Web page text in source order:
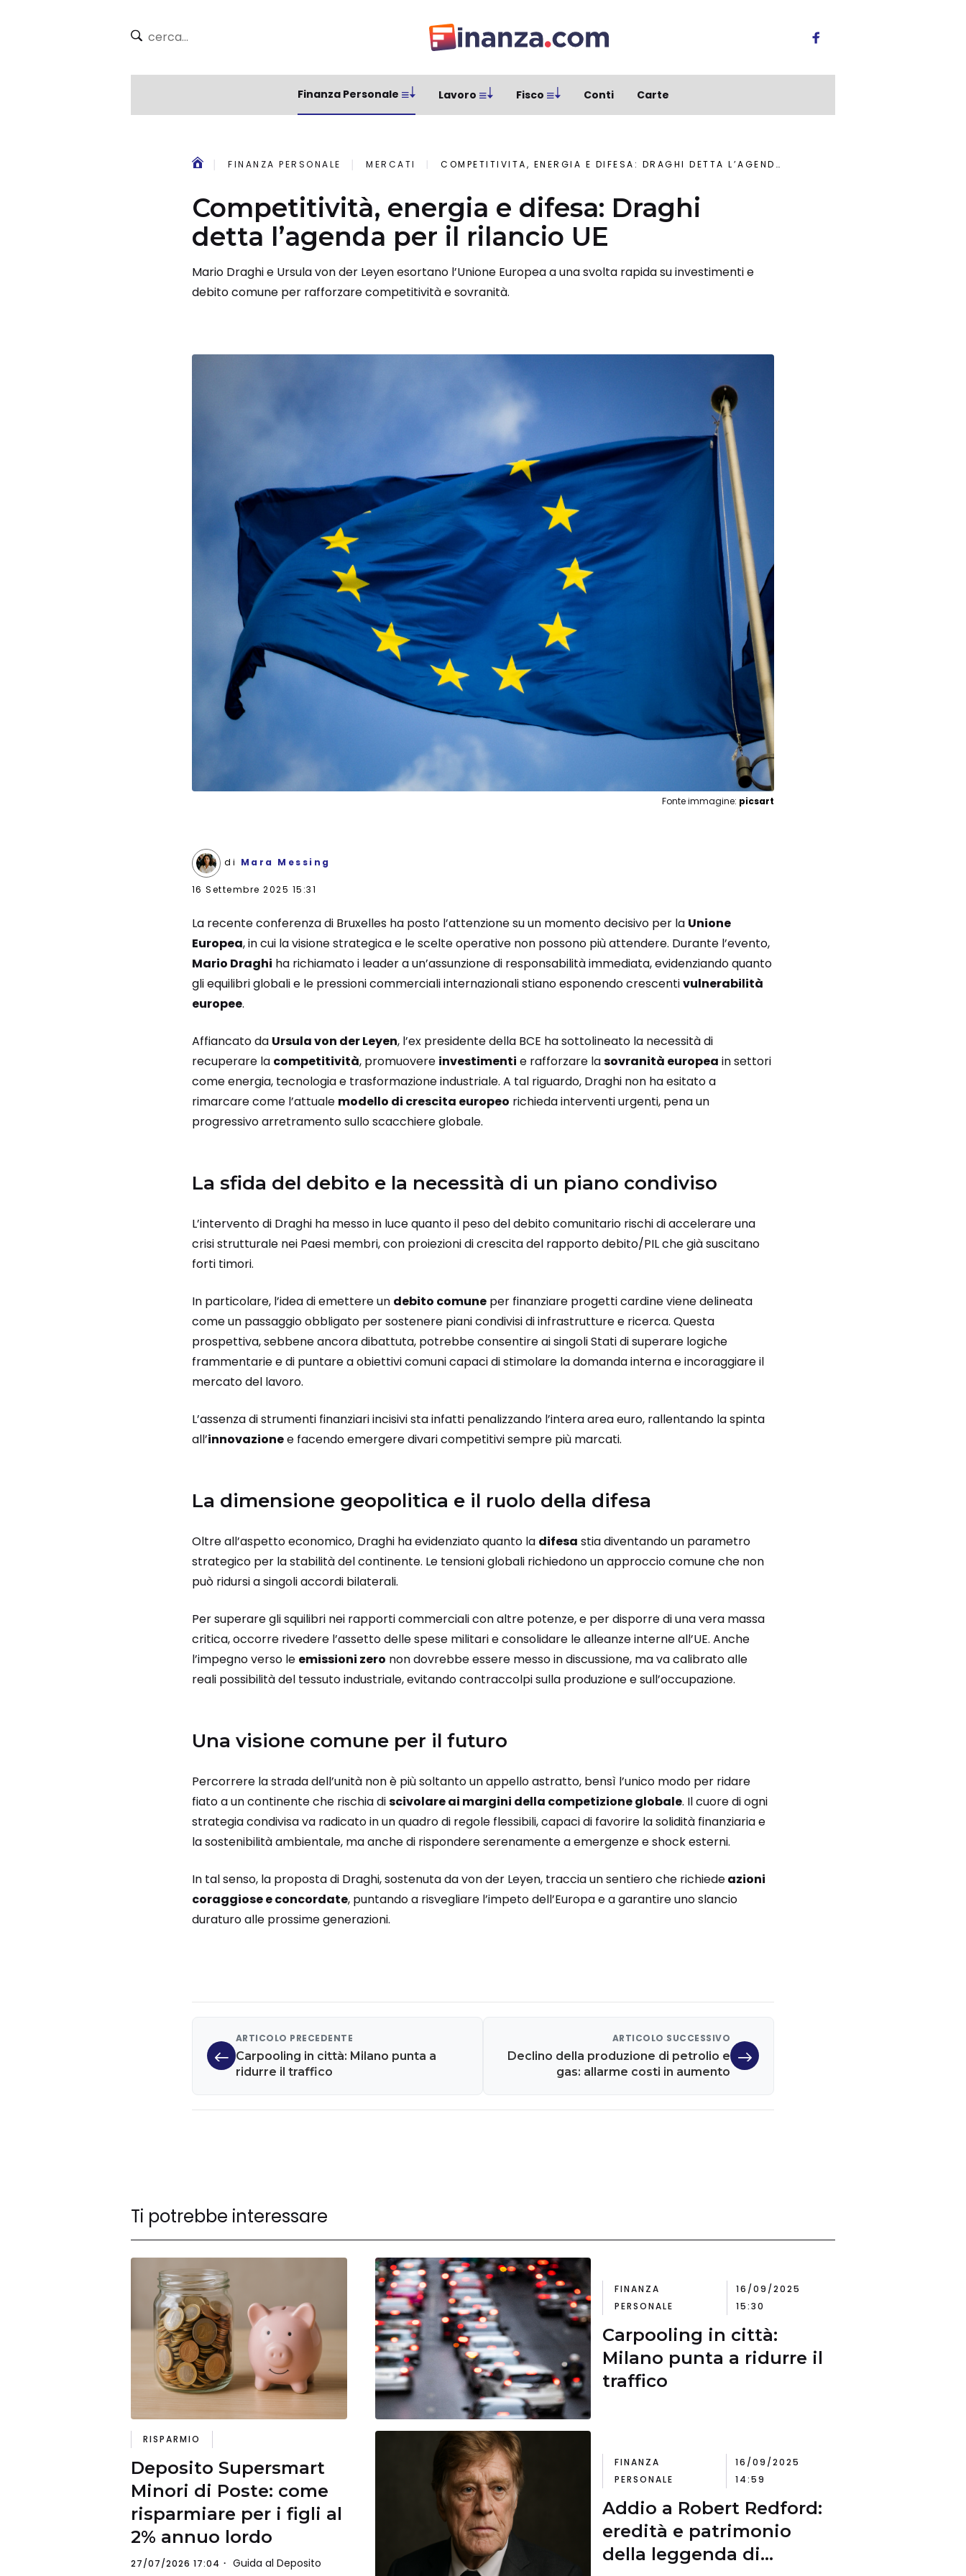
Finanza Personale Lavoro Fisco Conti Carte
FINANZA PERSONALE MERCATI COMPETITIVITÀ, ENERGIA E DIFESA: DRAGHI DETTA L’AGENDA PER IL RILANCIO UE
Competitività, energia e difesa: Draghi
detta l’agenda per il rilancio UE
Mario Draghi e Ursula von der Leyen esortano l’Unione Europea a una svolta rapida su investimenti e
debito comune per rafforzare competitività e sovranità.
Fonte immagine: picsart
di Mara Messing
16 Settembre 2025 15:31
La recente conferenza di Bruxelles ha posto l’attenzione su un momento decisivo per la Unione
Europea, in cui la visione strategica e le scelte operative non possono più attendere. Durante l’evento,
Mario Draghi ha richiamato i leader a un’assunzione di responsabilità immediata, evidenziando quanto
gli equilibri globali e le pressioni commerciali internazionali stiano esponendo crescentivulnerabilità
europee.
Affiancato da Ursula von der Leyen, l’ex presidente della BCE ha sottolineato la necessità di
recuperare la competitività, promuovere investimenti e rafforzare lasovranità europea in settori
come energia, tecnologia e trasformazione industriale. A tal riguardo, Draghi non ha esitato a
rimarcare come l’attuale modello di crescita europeo richieda interventi urgenti, pena un
progressivo arretramento sullo scacchiere globale.
La sfida del debito e la necessità di un piano condiviso
L’intervento di Draghi ha messo in luce quanto il peso del debito comunitario rischi di accelerare una
crisi strutturale nei Paesi membri, con proiezioni di crescita del rapporto debito/PIL che già suscitano
forti timori.
In particolare, l’idea di emettere un debito comuneper finanziare progetti cardine viene delineata
come un passaggio obbligato per sostenere piani condivisi di infrastrutture e ricerca. Questa
prospettiva, sebbene ancora dibattuta, potrebbe consentire ai singoli Stati di superare logiche
frammentarie e di puntare a obiettivi comuni capaci di stimolare la domanda interna e incoraggiare il
mercato del lavoro.
L’assenza di strumenti finanziari incisivi sta infatti penalizzando l’intera area euro, rallentando la spinta
all’innovazionee facendo emergere divari competitivi sempre più marcati.
La dimensione geopolitica e il ruolo della difesa
Oltre all’aspetto economico, Draghi ha evidenziato quanto la difesa stia diventando un parametro
strategico per la stabilità del continente. Le tensioni globali richiedono un approccio comune che non
può ridursi a singoli accordi bilaterali.
Per superare gli squilibri nei rapporti commerciali con altre potenze, e per disporre di una vera massa
critica, occorre rivedere l’assetto delle spese militari e consolidare le alleanze interne all’UE. Anche
l’impegno verso le emissioni zero non dovrebbe essere messo in discussione, ma va calibrato alle
reali possibilità del tessuto industriale, evitando contraccolpi sulla produzione e sull’occupazione.
Una visione comune per il futuro
Percorrere la strada dell’unità non è più soltanto un appello astratto, bensì l’unico modo per ridare
fiato a un continente che rischia discivolare ai margini della competizione globale. Il cuore di ogni
strategia condivisa va radicato in un quadro di regole flessibili, capaci di favorire la solidità finanziaria e
la sostenibilità ambientale, ma anche di rispondere serenamente a emergenze e shock esterni.
In tal senso, la proposta di Draghi, sostenuta da von der Leyen, traccia un sentiero che richiedeazioni
coraggiose e concordate, puntando a risvegliare l’impeto dell’Europa e a garantire uno slancio
duraturo alle prossime generazioni.
ARTICOLO PRECEDENTE
Carpooling in città: Milano punta a
ridurre il traffico
ARTICOLO SUCCESSIVO
Declino della produzione di petrolio e
gas: allarme costi in aumento
Ti potrebbe interessare
RISPARMIO
Deposito Supersmart
Minori di Poste: come
risparmiare per i figli al
2% annuo lordo
27/07/2026 17:04
Guida al Deposito
FINANZA
PERSONALE
16/09/2025
15:30
Carpooling in città:
Milano punta a ridurre il
traffico
FINANZA
PERSONALE
16/09/2025
14:59
Addio a Robert Redford:
eredità e patrimonio
della leggenda di